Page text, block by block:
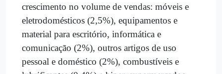
crescimento no volume de vendas: móveis e
eletrodomésticos (2,5%), equipamentos e
material para escritório, informática e
comunicação (2%), outros artigos de uso
pessoal e doméstico (2%), combustíveis e